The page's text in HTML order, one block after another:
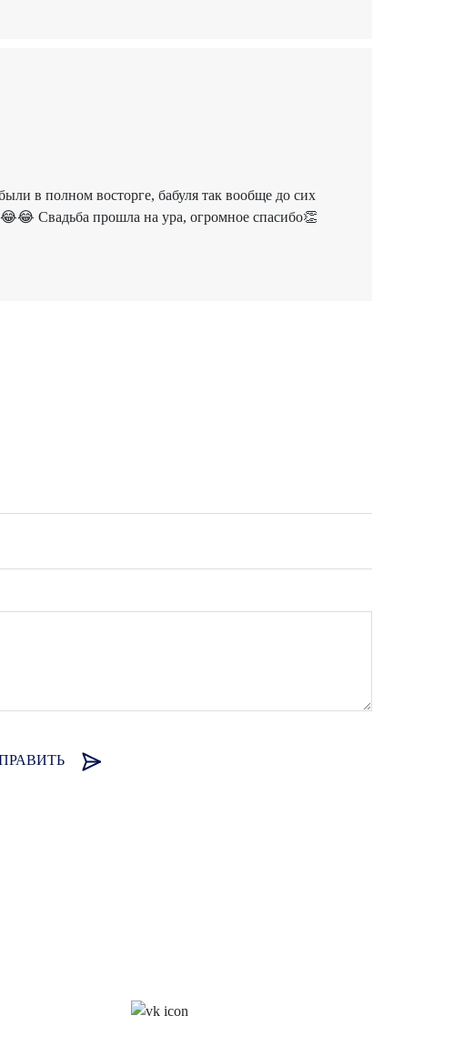
в полном восторге, бабуля так вообще до сих
Свадьба прошла на ура, огромное спасибо👏